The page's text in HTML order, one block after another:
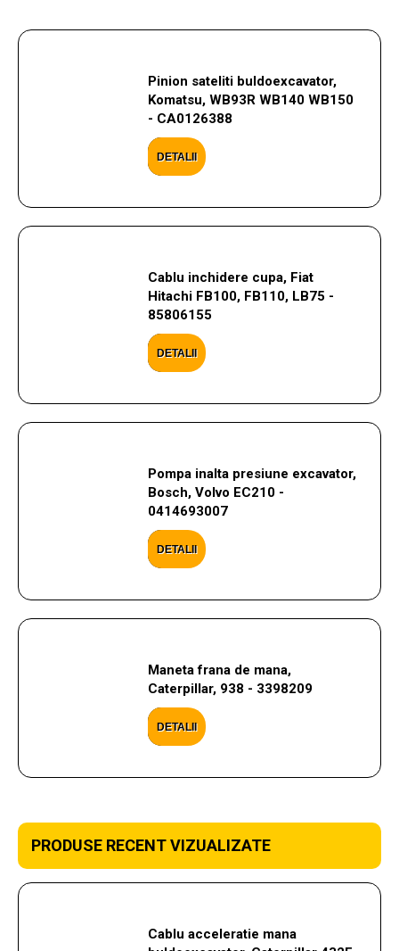
Pinion sateliti buldoexcavator,
Komatsu, WB93R WB140 WB150
- CA0126388
DETALII
Cablu inchidere cupa, Fiat
Hitachi FB100, FB110, LB75 -
85806155
DETALII
Pompa inalta presiune excavator,
Bosch, Volvo EC210 -
0414693007
DETALII
Maneta frana de mana,
Caterpillar, 938 - 3398209
DETALII
PRODUSE RECENT VIZUALIZATE
Cablu acceleratie mana